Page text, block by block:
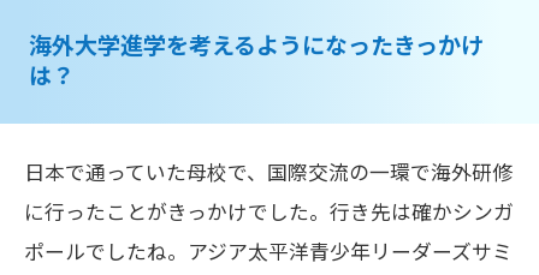
海外大学進学を考えるようになったきっかけ
は？
日本で通っていた母校で、国際交流の一環で海外研修
に行ったことがきっかけでした。行き先は確かシンガ
ポールでしたね。アジア太平洋青少年リーダーズサミ